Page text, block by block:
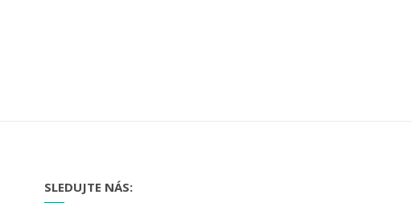
SLEDUJTE NÁS: